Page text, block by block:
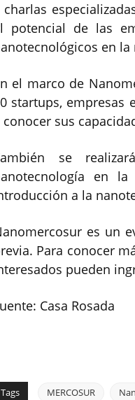
charlas
potencial de las
en
el marco de
startups, empresas
conocer sus
se
en
a la
es un
Para conocer
pueden
Casa Rosada
Tags MERCOSUR